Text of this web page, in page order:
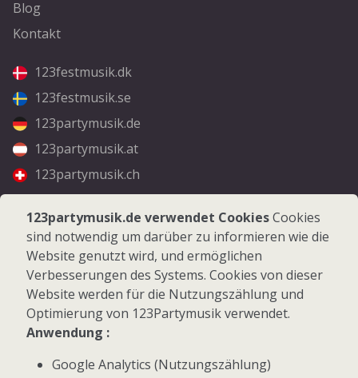
Blog
Kontakt
123festmusik.dk
123festmusik.se
123partymusik.de
123partymusik.at
123partymusik.ch
Folgen Sie uns
Facebook
Instagram
© 2026 123Partymusik.de - Alle Rechte vorbehalten
123partymusik.de verwendet CookiesCookies
sind notwendig um darüber zu informieren wie die
Website genutzt wird, und ermöglichen
Verbesserungen des Systems. Cookies von dieser
Website werden für die Nutzungszählung und
Optimierung von 123Partymusik verwendet.
Anwendung :
Google Analytics (Nutzungszählung)